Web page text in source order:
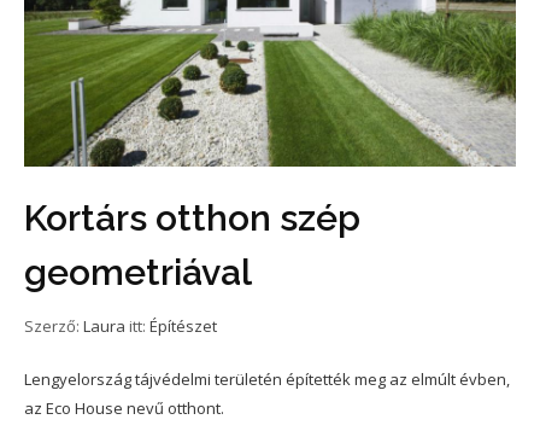
Kortárs otthon szép
geometriával
Szerző: Laura itt: Építészet
Lengyelország tájvédelmi területén építették meg az elmúlt évben,
az Eco House nevű otthont.